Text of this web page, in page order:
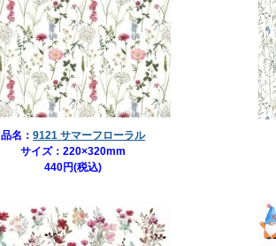
品名： 9121 サマーフローラル
サイズ：220×320mm
440円(税込)